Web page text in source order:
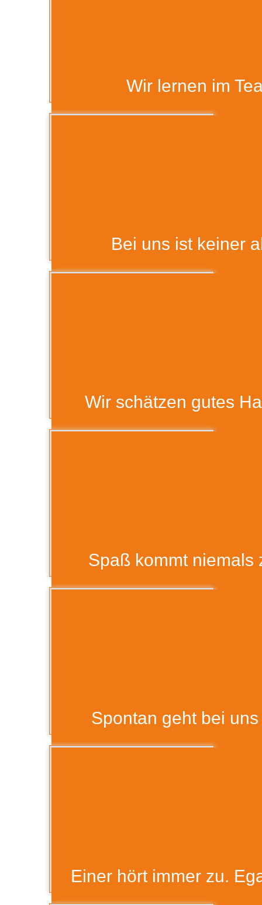
Wir lernen im
Teamspirit 9
Bei uns ist keiner
Teamspirit 9
Wir schätzen gutes
Teamspirit 9
Spaß kommt niemals
Teamspirit 9
Spontan geht bei
Einer hört immer zu.